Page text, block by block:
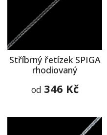
Stříbrný řetízek SPIGA
rhodiovaný
od 346 Kč